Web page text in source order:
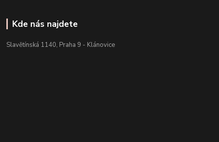
Kde nás najdete
Slavětínská 1140, Praha 9 - Klánovice